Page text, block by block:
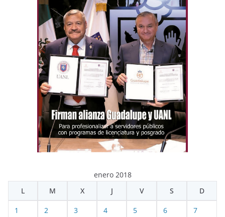
enero 2018
L
M X J V S D
1 2 3 4 5 6 7